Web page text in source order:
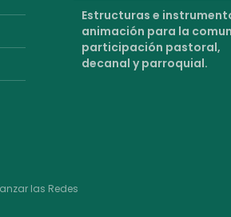
Estructuras e
animación para la
participación pastoral,
decanal y parroquial.
las Redes